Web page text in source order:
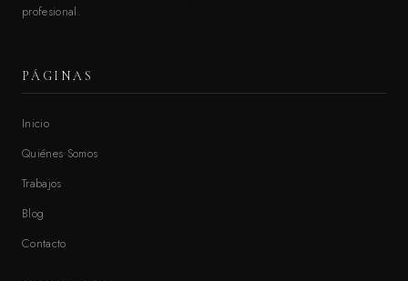
profesional.
PÁGINAS
Inicio
Quiénes Somos
Trabajos
Blog
Contacto